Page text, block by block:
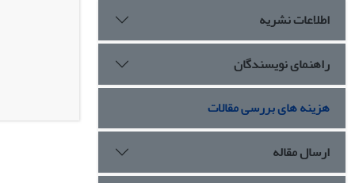
اطلاعات نشریه
راهنمای نویسندگان
هزینه های بررسی مقالات
ارسال مقاله